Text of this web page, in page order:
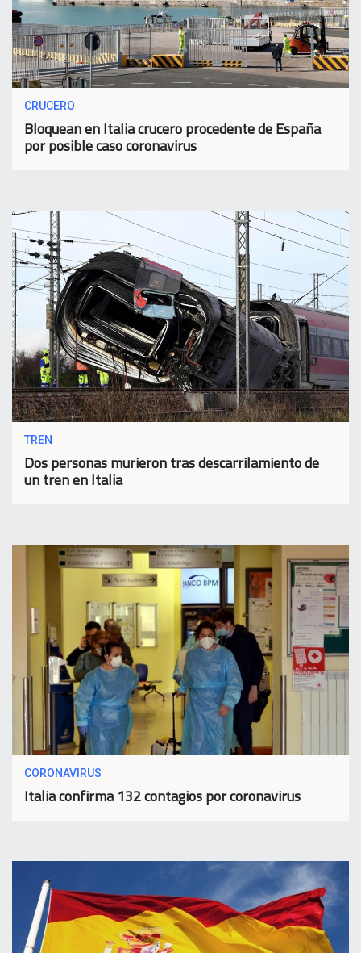
CRUCERO
Bloquean en Italia crucero procedente de España
por posible caso coronavirus
TREN
Dos personas murieron tras descarrilamiento de
un tren en Italia
CORONAVIRUS
Italia confirma 132 contagios por coronavirus